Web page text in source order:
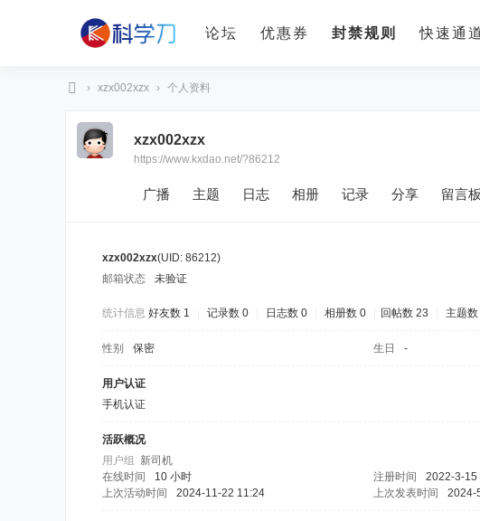
论坛 优惠券 封禁规则 快速通
› xzx002xzx › 个人资料
xzx002xzx
https://www.kxdao.net/?86212
广播 主题 日志 相册 记录 分享 留言板
xzx002xzx(UID: 86212)
邮箱状态
未验证
统计信息 好友数 1 记录数 0 日志数 0 相册数 0 回帖数 23 主题
性别 保密 生日 -
用户认证
手机认证
活跃概况
用户组 新司机
在线时间
10 小时 注册时间 2022-3-15
上次活动时间
2024-11-22 11:24 上次发表时间 2024-